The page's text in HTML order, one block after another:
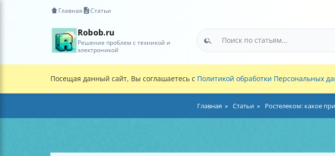
Главная Статьи
Robob.ru
Решение проблем с техникой и
электроникой
Посещая данный сайт, Вы соглашаетесь с Политикой обработки Персональных
Главная Статьи Ростелеком: какое